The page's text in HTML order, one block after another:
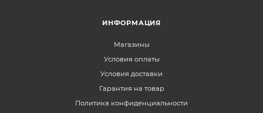
ИНФОРМАЦИЯ
Магазины
Условия оплаты
Условия доставки
Гарантия на товар
Политика конфиденциальности